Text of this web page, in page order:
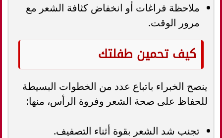
ملاحظة فراغات أو انخفاض كثافة الشعر مع
مرور الوقت.
كيف تحمين طفلتك
ينصح الخبراء باتباع عدد من الخطوات البسيطة
للحفاظ على صحة الشعر وفروة الرأس، منها:
تجنب شد الشعر بقوة أثناء التصفيف.